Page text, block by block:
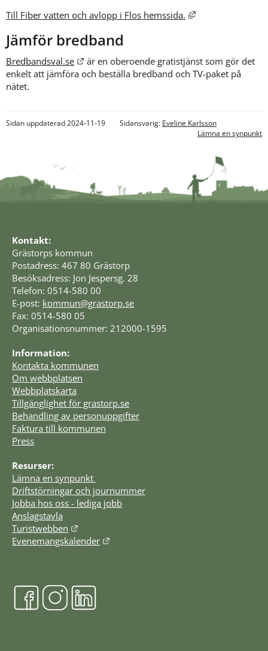
Till Fiber vatten och avlopp i Flos hemssida.
Länk till annan
Jämför bredband
Bredbandsval.se Länk till annan webbplats.
är en oberoende gratistjänst som gör det
enkelt att jämföra och beställa bredband och TV-paket på
nätet.
Sidan uppdaterad 2024-11-19 Sidansvarig: Eveline Karlsson
Lämna en synpunkt
Kontakt:
Grästorps kommun
Postadress: 467 80 Grästorp
Besöksadress: Jon Jespersg. 28
Telefon: 0514-580 00
E-post: kommun@grastorp.se
Fax: 0514-580 05
Organisationsnummer: 212000-1595
Information:
Kontakta kommunen
Om webbplatsen
Webbplatskarta
Tillgänglighet för grastorp.se
Behandling av personuppgifter
Faktura till kommunen
Press
Resurser:
Lämna en synpunkt
Driftstörningar och journummer
Jobba hos oss - lediga jobb
Anslagstavla
Turistwebben
Länk till annan webbplats.
Evenemangskalender
Länk till annan webbplats.